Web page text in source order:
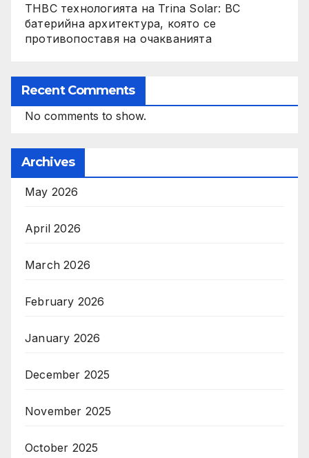
THBC технологията на Trina Solar: BC
батерийна архитектура, която се
противопоставя на очакванията
Recent Comments
No comments to show.
Archives
May 2026
April 2026
March 2026
February 2026
January 2026
December 2025
November 2025
October 2025